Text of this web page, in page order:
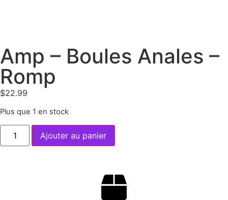
Amp – Boules Anales –
Romp
$22.99
Plus que 1 en stock
Ajouter au panier